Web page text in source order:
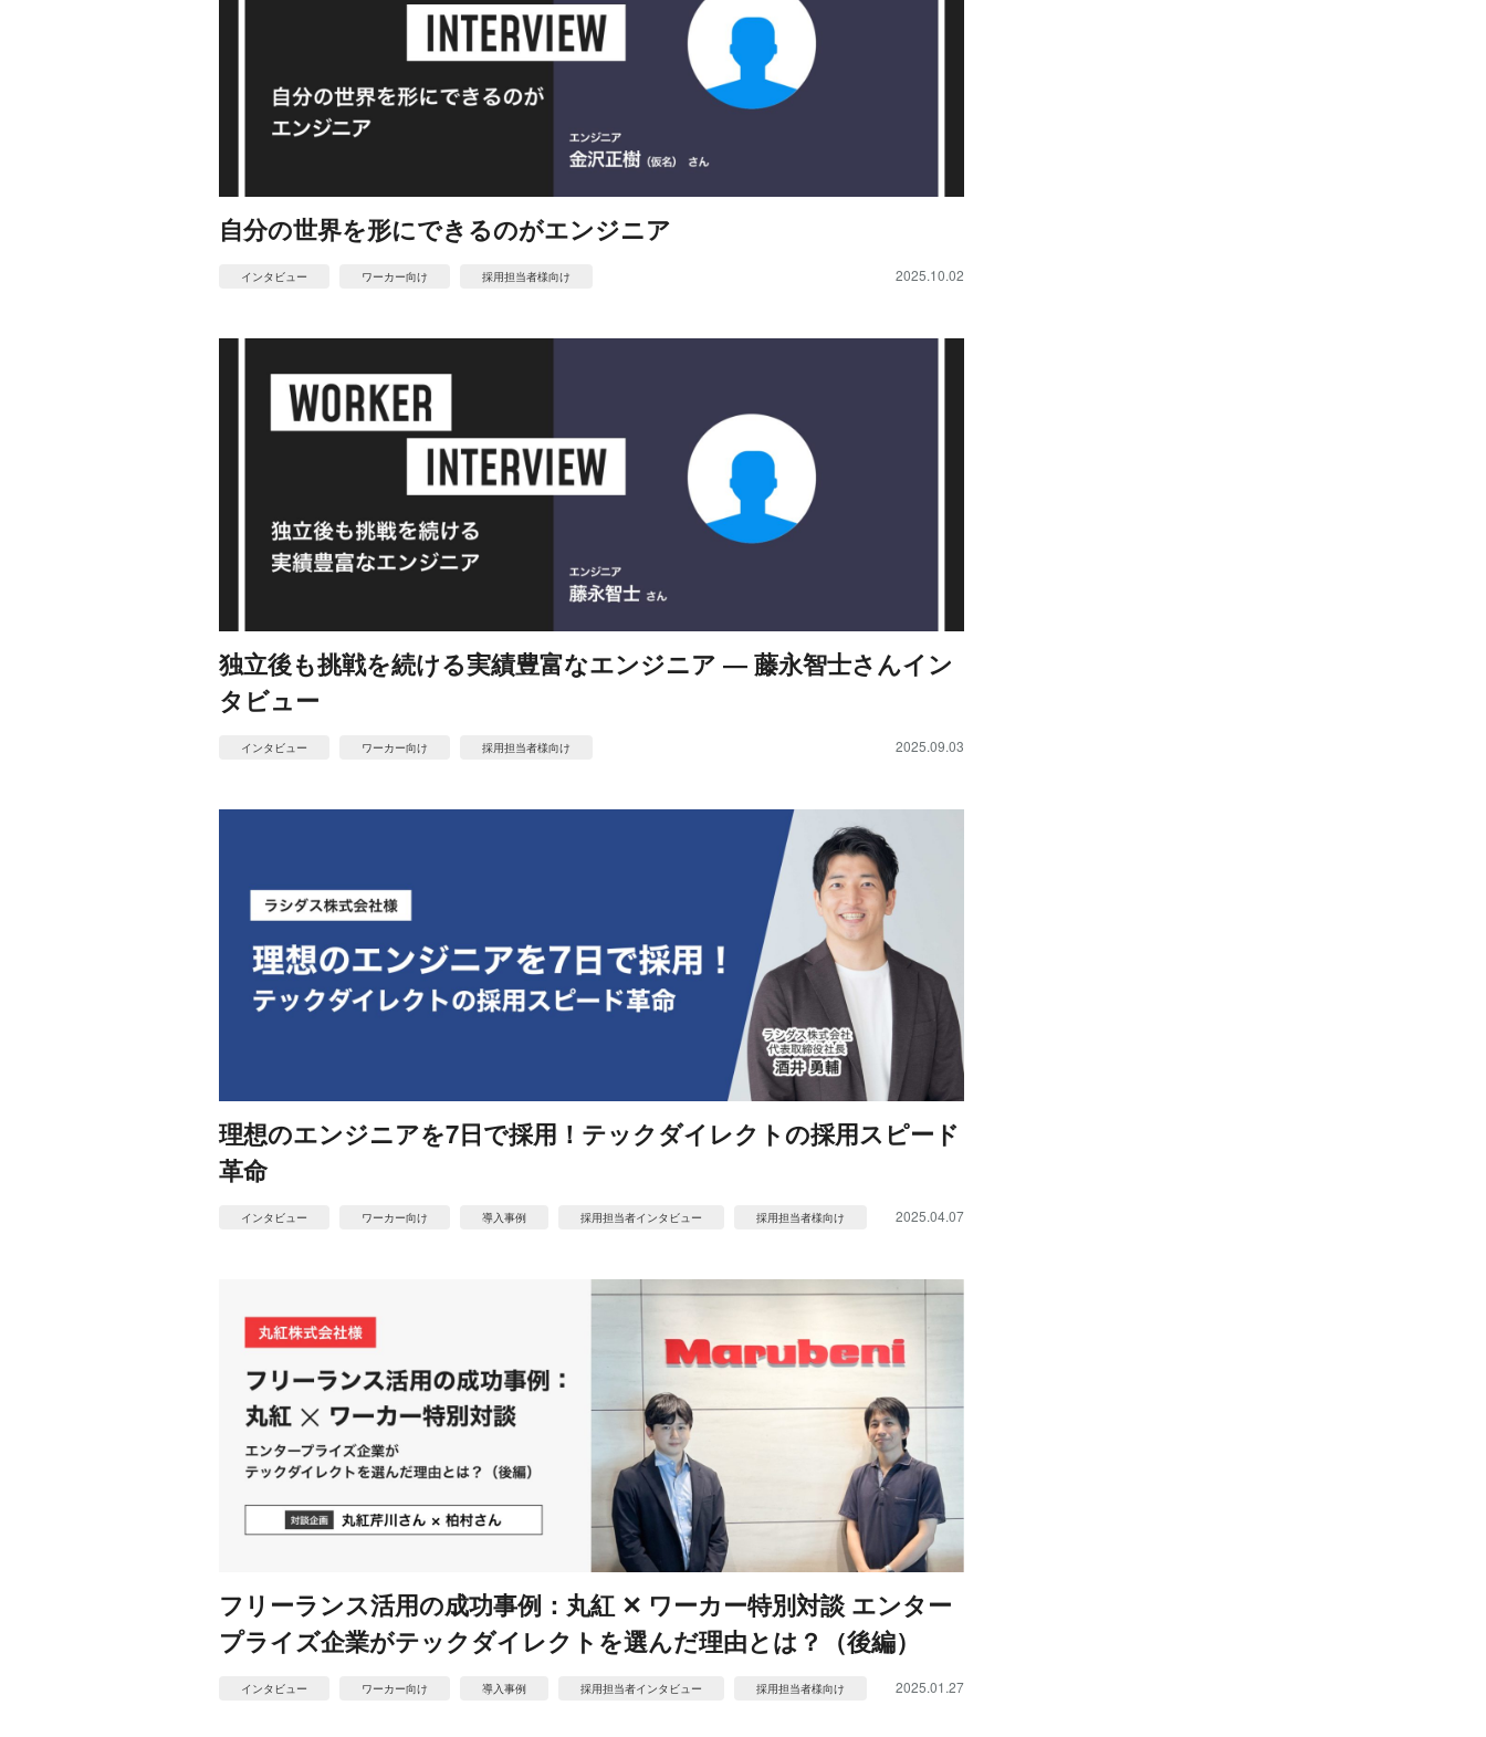
自分の世界を形にできるのがエンジニア
インタビュー ワーカー向け 採用担当者様向け 2025.10.02
独立後も挑戦を続ける実績豊富なエンジニア ― 藤永智士さんイン
タビュー
インタビュー ワーカー向け 採用担当者様向け 2025.09.03
理想のエンジニアを7日で採用！テックダイレクトの採用スピード
革命
インタビュー ワーカー向け 導入事例 採用担当者インタビュー 採用担当者様向け 2025.04.07
フリーランス活用の成功事例：丸紅 ✕ ワーカー特別対談 エンター
プライズ企業がテックダイレクトを選んだ理由とは？（後編）
インタビュー ワーカー向け 導入事例 採用担当者インタビュー 採用担当者様向け 2025.01.27